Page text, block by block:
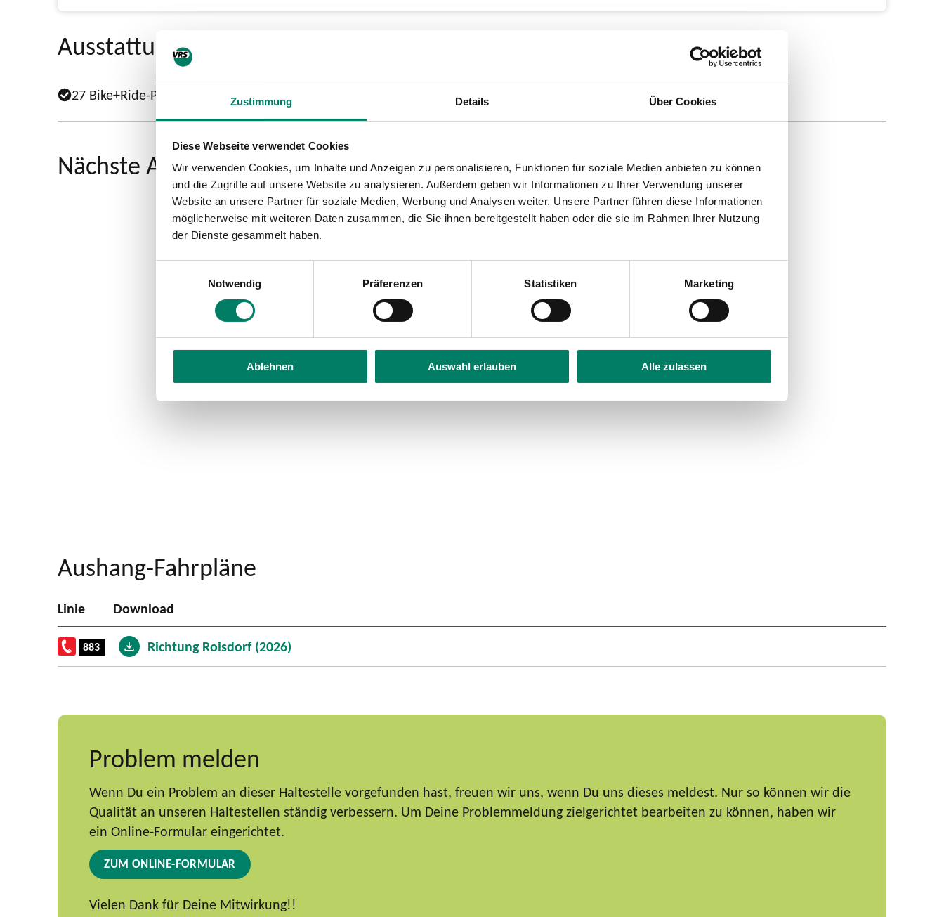
Zustimmung Details Über Cookies
Diese Webseite verwendet Cookies
Wir verwenden Cookies, um Inhalte und Anzeigen zu personalisieren, Funktionen für soziale Medien anbieten zu können
und die Zugriffe auf unsere Website zu analysieren. Außerdem geben wir Informationen zu Ihrer Verwendung unserer
Website an unsere Partner für soziale Medien, Werbung und Analysen weiter. Unsere Partner führen diese Informationen
möglicherweise mit weiteren Daten zusammen, die Sie ihnen bereitgestellt haben oder die sie im Rahmen Ihrer Nutzung
der Dienste gesammelt haben.
Notwendig
Präferenzen Statistiken Marketing
Ablehnen Auswahl erlauben Alle zulassen
Ausstattung
27 Bike+Ride-Plätze vorhanden
Nächste Abfahrten ab Endenich Nord Bf
Aushang-Fahrpläne
Linie Download
883 Richtung Roisdorf (2026)
Problem melden
Wenn Du ein Problem an dieser Haltestelle vorgefunden hast, freuen wir uns, wenn Du uns dieses meldest. Nur so können wir die
Qualität an unseren Haltestellen ständig verbessern. Um Deine Problemmeldung zielgerichtet bearbeiten zu können, haben wir
ein Online-Formular eingerichtet.
ZUM ONLINE-FORMULAR
Vielen Dank für Deine Mitwirkung!!